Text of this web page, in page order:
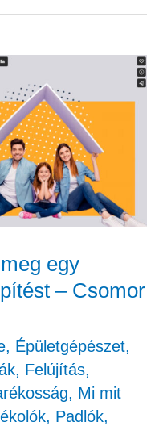
egy
– Csomor
, Épületgépészet,
, Felújítás,
, Mi mit
, Padlók,